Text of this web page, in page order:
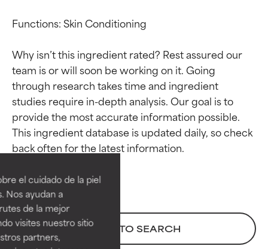
el cuidado de la piel
Nos ayudan a
de la mejor
visites nuestro sitio
partners,
Functions: Skin Conditioning
Why isn’t this ingredient rated? Rest assured our
team is or will soon be working on it. Going
through research takes time and ingredient
studies require in-depth analysis. Our goal is to
provide the most accurate information possible.
This ingredient database is updated daily, so check
BACK TO SEARCH
Calificaciones de
ingredientes
EXCELENTE
Ingrediente sobresaliente con
beneficios reales para la piel. Su
eficacia está demostrada y
respaldada por estudios
Calificaciones de
ingredientes
EXCELENTE
Ingrediente sobresaliente con
beneficios reales para la piel. Su
eficacia está demostrada y
respaldada por estudios